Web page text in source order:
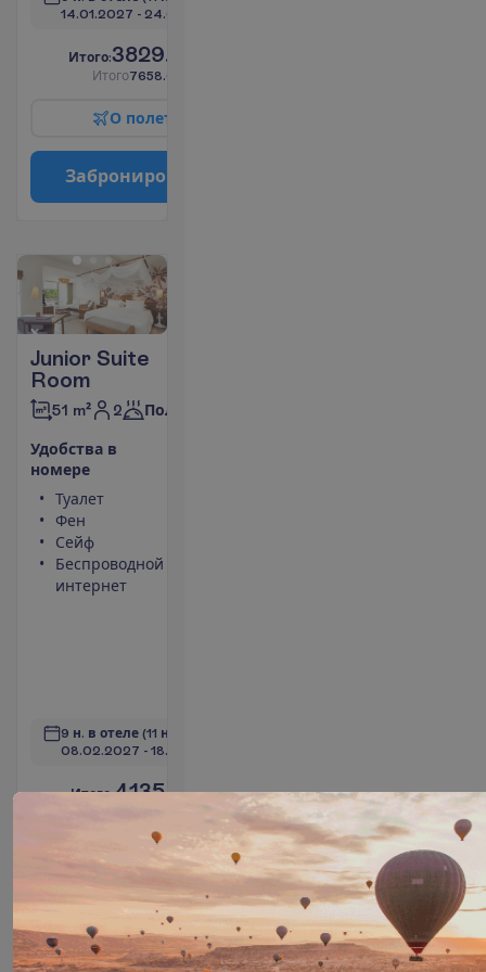
14.01.2027 - 24.01.2027
И того:3829.00
Итого7658.00
О полет
Заброниро
Junior Suite
Room
51 m² 2 Полупансион
Удобства в
номере
Туалет
Фен
Сейф
Беспроводной
интернет
9 н. в отеле (11 н. всего)
08.02.2027 - 18.02.2027
Итого:4135.00€/чел.
€/группу
л е
н овать